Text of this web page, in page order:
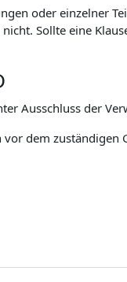
oder einzelner
Sollte eine
Ausschluss der
dem zuständigen